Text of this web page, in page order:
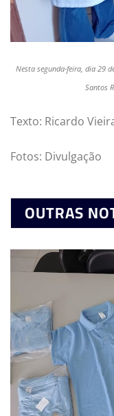
Nesta segunda-feira, dia 29
Santos
Texto: Ricardo
Fotos: Divulgação
OUTRAS